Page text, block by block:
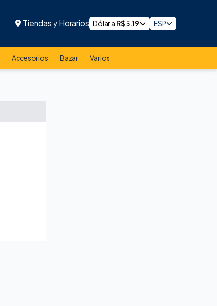
Tiendas y Horarios Dólar a R$5.19 ESP
Accesorios Bazar Varios